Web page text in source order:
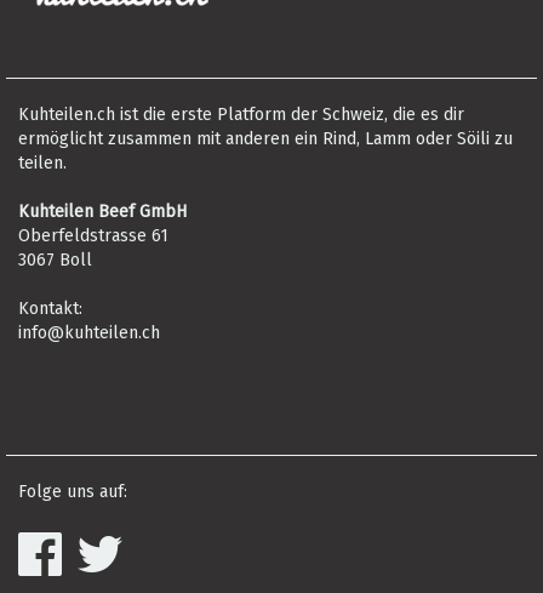
Kuhteilen.ch ist die erste Platform der Schweiz, die es dir
ermöglicht zusammen mit anderen ein Rind, Lamm oder Söili zu
teilen.
Kuhteilen Beef GmbH
Oberfeldstrasse 61
3067 Boll
Kontakt:
info@kuhteilen.ch
Folge uns auf: